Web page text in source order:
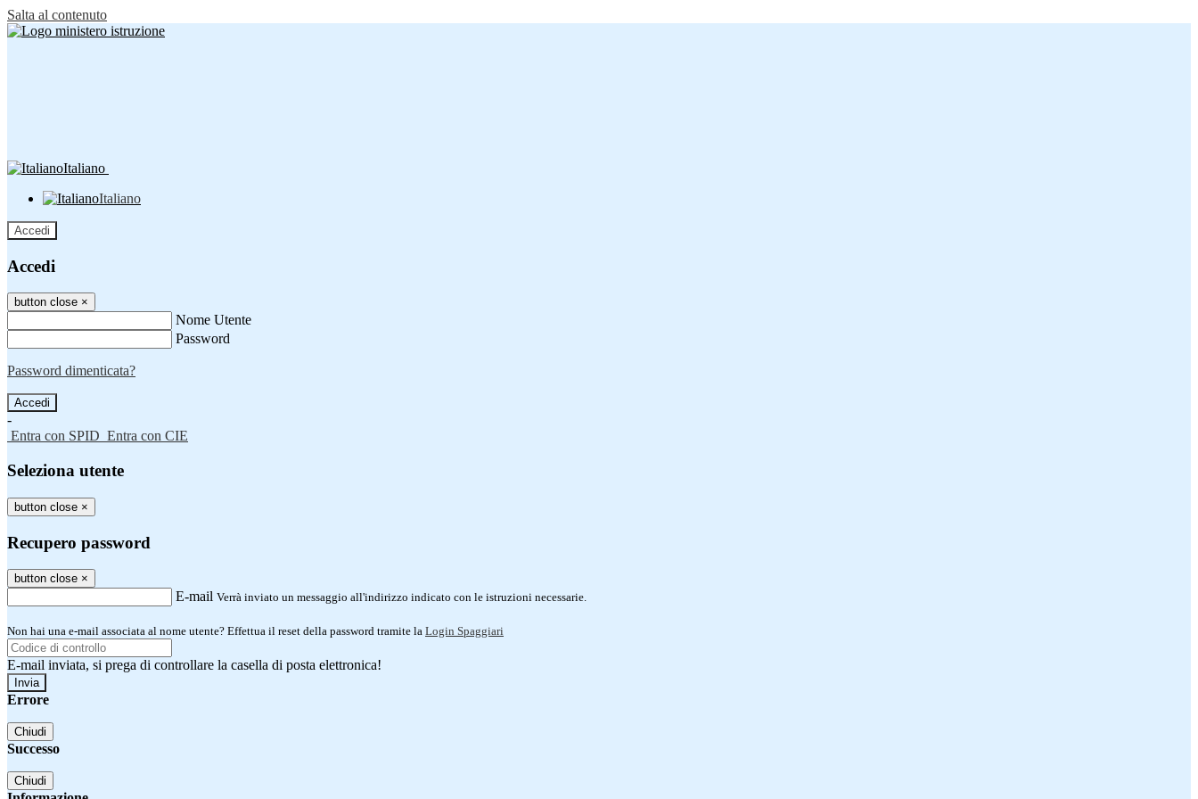
Salta al contenuto
Italiano
Italiano
Accedi
Accedi
button close ×
Nome Utente
Password
Password dimenticata?
-
Entra con SPID Entra con CIE
Seleziona utente
button close ×
Recupero password
button close ×
E-mail Verrà inviato un messaggio all'indirizzo indicato con le istruzioni necessarie.
Non hai una e-mail associata al nome utente? Effettua il reset della password tramite la Login Spaggiari
E-mail inviata, si prega di controllare la casella di posta elettronica!
Errore
Chiudi
Successo
Chiudi